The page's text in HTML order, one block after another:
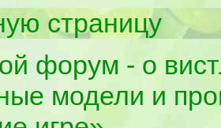
страницу
форум - о
модели и